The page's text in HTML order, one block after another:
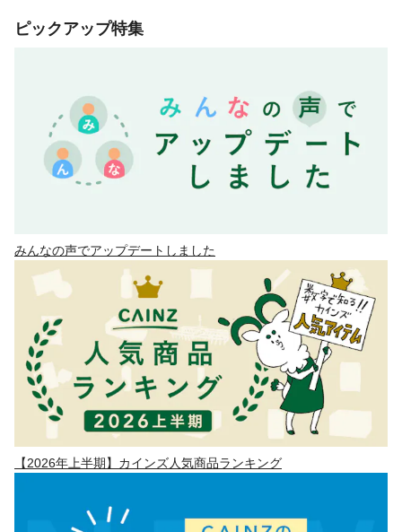
ピックアップ特集
みんなの声でアップデートしました
【2026年上半期】カインズ人気商品ランキング